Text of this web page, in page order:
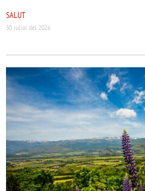
SALUT
30 juliol del 2026